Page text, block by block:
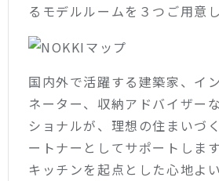
るモデルルームを３つご用意
国内外で活躍する建築家、イ
ネーター、収納アドバイザー
ショナルが、理想の住まいづ
ートナーとしてサポートします
キッチンを起点とした心地よ